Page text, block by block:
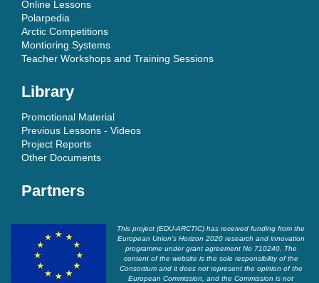
Online Lessons
Polarpedia
Arctic Competitions
Montioring Systems
Teacher Workshops and Training Sessions
Library
Promotional Material
Previous Lessons - Videos
Project Reports
Other Documents
Partners
This project (EDU-ARCTIC) has received funding from the
European Union’s Horizon 2020 research and innovation
programme under grant agreement No 710240. The
content of the website is the sole responsibility of the
Consortium and it does not represent the opinion of the
European Commission, and the Commission is not